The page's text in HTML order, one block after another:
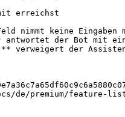
erreichst
nimmt keine
antwortet der Bot mit
verweigert der
de/premium/feature-